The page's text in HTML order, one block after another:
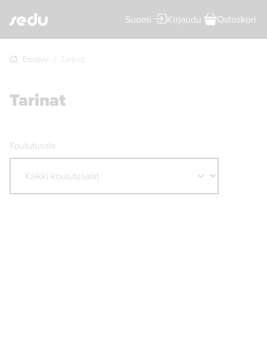
Suomi Kirjaudu Ostoskori
Etusivu Tarinat
Tarinat
Koulutusala